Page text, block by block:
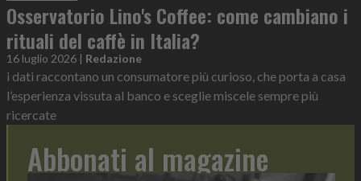
Osservatorio Lino's Coffee: come cambiano i
rituali del caffè in Italia?
16 luglio 2026 | Redazione
i dati raccontano un consumatore più curioso, che porta a casa
l’esperienza vissuta al banco e sceglie miscele sempre più
ricercate
Abbonati al magazine